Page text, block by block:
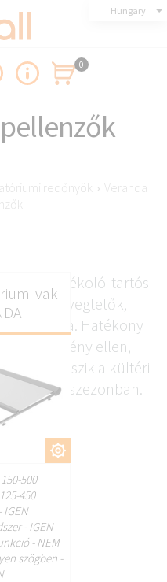
Hungary
0
redőnyök ›
Veranda
tartós
üvegtetők,
Hatékony
napfény ellen,
teszik a kültéri
egész szezonban.
vak
500
450
IGEN
- IGEN
- NEM
szögben -